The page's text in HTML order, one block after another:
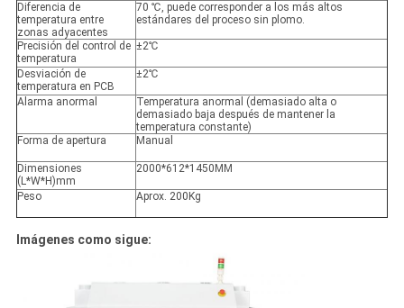
Diferencia de
temperatura entre
zonas adyacentes
70 ℃, puede corresponder a los más altos
estándares del proceso sin plomo.
Precisión del control de
temperatura
±2℃
Desviación de
temperatura en PCB
±2℃
Alarma anormal
Temperatura anormal (demasiado alta o
demasiado baja después de mantener la
temperatura constante)
Forma de apertura
Manual
Dimensiones
(L*W*H)mm
2000*612*1450MM
Peso Aprox. 200Kg
Imágenes como sigue: